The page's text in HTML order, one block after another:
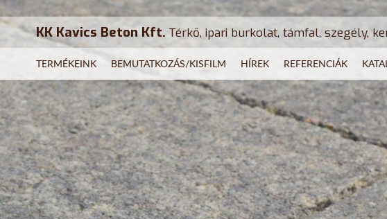
KK Kavics Beton Kft. Térkő, ipari burkolat, támfal, szegély,
TERMÉKEINK BEMUTATKOZÁS/KISFILM HÍREK REFERENCIÁK